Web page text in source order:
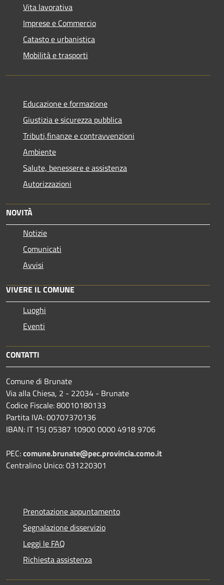
Vita lavorativa
Imprese e Commercio
Catasto e urbanistica
Mobilità e trasporti
Educazione e formazione
Giustizia e sicurezza pubblica
Tributi,finanze e contravvenzioni
Ambiente
Salute, benessere e assistenza
Autorizzazioni
NOVITÀ
Notizie
Comunicati
Avvisi
VIVERE IL COMUNE
Luoghi
Eventi
CONTATTI
Comune di Brunate
Via alla Chiesa, 2 - 22034 - Brunate
Codice Fiscale: 80010180133
Partita IVA: 00707370136
IBAN: IT 15J 05387 10900 0000 4918 9706
PEC:comune.brunate@pec.provincia.como.it
Centralino Unico: 031220301
Prenotazione appuntamento
Segnalazione disservizio
Leggi le FAQ
Richiesta assistenza